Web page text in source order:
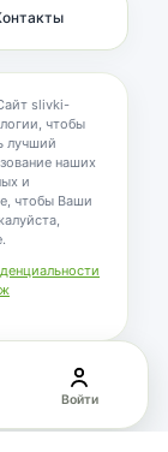
Войти
slivki-
чтобы
лучший
наших
и
чтобы Ваши